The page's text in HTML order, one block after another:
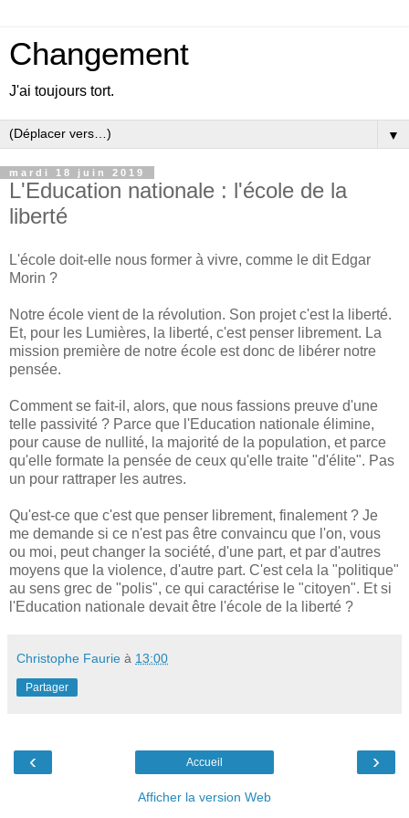
Changement
J'ai toujours tort.
▼
mardi 18 juin 2019
L'Education nationale : l'école de la
liberté
L'école doit-elle nous former à vivre, comme le dit Edgar
Morin ?
Notre école vient de la révolution. Son projet c'est la liberté.
Et, pour les Lumières, la liberté, c'est penser librement. La
mission première de notre école est donc de libérer notre
pensée.
Comment se fait-il, alors, que nous fassions preuve d'une
telle passivité ? Parce que l'Education nationale élimine,
pour cause de nullité, la majorité de la population, et parce
qu'elle formate la pensée de ceux qu'elle traite "d'élite". Pas
un pour rattraper les autres.
Qu'est-ce que c'est que penser librement, finalement ? Je
me demande si ce n'est pas être convaincu que l'on, vous
ou moi, peut changer la société, d'une part, et par d'autres
moyens que la violence, d'autre part. C'est cela la "politique"
au sens grec de "polis", ce qui caractérise le "citoyen". Et si
l'Education nationale devait être l'école de la liberté ?
Christophe Faurie à 13:00
Partager
‹ ›
Accueil
Afficher la version Web